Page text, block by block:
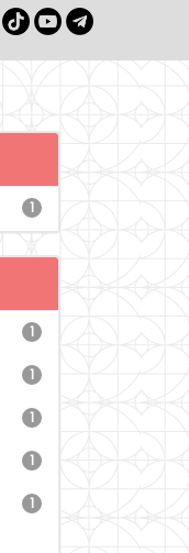
1
1
1
1
1
1